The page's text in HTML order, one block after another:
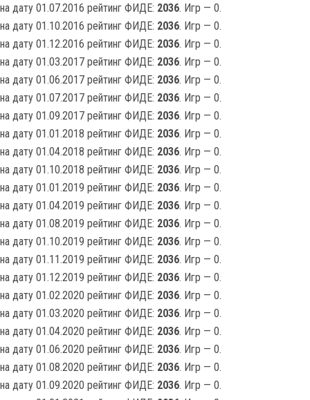
на дату 01.07.2016 рейтинг ФИДЕ: 2036. Игр — 0.
на дату 01.10.2016 рейтинг ФИДЕ: 2036. Игр — 0.
на дату 01.12.2016 рейтинг ФИДЕ: 2036. Игр — 0.
на дату 01.03.2017 рейтинг ФИДЕ: 2036. Игр — 0.
на дату 01.06.2017 рейтинг ФИДЕ: 2036. Игр — 0.
на дату 01.07.2017 рейтинг ФИДЕ: 2036. Игр — 0.
на дату 01.09.2017 рейтинг ФИДЕ: 2036. Игр — 0.
на дату 01.01.2018 рейтинг ФИДЕ: 2036. Игр — 0.
на дату 01.04.2018 рейтинг ФИДЕ: 2036. Игр — 0.
на дату 01.10.2018 рейтинг ФИДЕ: 2036. Игр — 0.
на дату 01.01.2019 рейтинг ФИДЕ: 2036. Игр — 0.
на дату 01.04.2019 рейтинг ФИДЕ: 2036. Игр — 0.
на дату 01.08.2019 рейтинг ФИДЕ: 2036. Игр — 0.
на дату 01.10.2019 рейтинг ФИДЕ: 2036. Игр — 0.
на дату 01.11.2019 рейтинг ФИДЕ: 2036. Игр — 0.
на дату 01.12.2019 рейтинг ФИДЕ: 2036. Игр — 0.
на дату 01.02.2020 рейтинг ФИДЕ: 2036. Игр — 0.
на дату 01.03.2020 рейтинг ФИДЕ: 2036. Игр — 0.
на дату 01.04.2020 рейтинг ФИДЕ: 2036. Игр — 0.
на дату 01.06.2020 рейтинг ФИДЕ: 2036. Игр — 0.
на дату 01.08.2020 рейтинг ФИДЕ: 2036. Игр — 0.
на дату 01.09.2020 рейтинг ФИДЕ: 2036. Игр — 0.